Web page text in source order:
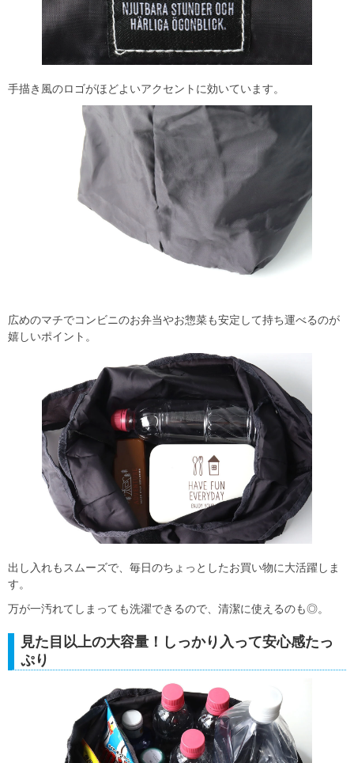
手描き風のロゴがほどよいアクセントに効いています。
広めのマチでコンビニのお弁当やお惣菜も安定して持ち運べるのが
嬉しいポイント。
出し入れもスムーズで、毎日のちょっとしたお買い物に大活躍しま
す。
万が一汚れてしまっても洗濯できるので、清潔に使えるのも◎。
見た目以上の大容量！しっかり入って安心感たっ
ぷり